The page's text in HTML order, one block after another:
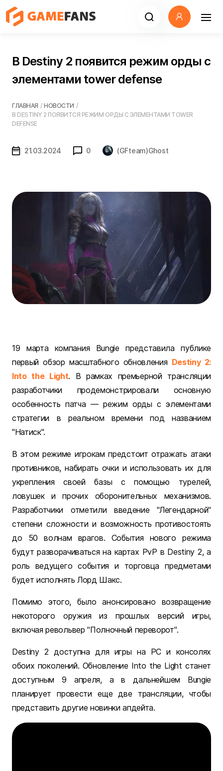
В Destiny 2 появится режим орды с
элементами tower defense
ГЛАВНАЯ / НОВОСТИ /
В DESTINY 2 ПОЯВИТСЯ РЕЖИМ ОРДЫ С ЭЛЕМЕНТАМИ TOWER
DEFENSE
21.03.2024 0 (GFteam)Ghost
19 марта компания Bungie представила публике
первый обзор масштабного обновления Destiny 2:
Into the Light. В рамках премьерной трансляции
разработчики продемонстрировали основную
особенность патча — режим орды с элементами
стратегии в реальном времени под названием
"Натиск".
В этом режиме игрокам предстоит отражать атаки
противников, набирать очки и использовать их для
укрепления своей базы с помощью турелей,
ловушек и прочих оборонительных механизмов.
Разработчики отметили введение "Легендарной"
степени сложности и возможность противостоять
до 50 волнам врагов. События нового режима
будут разворачиваться на картах PvP в Destiny 2, а
роль ведущего события и торговца предметами
будет исполнять Лорд Шакс.
Помимо этого, было анонсировано возвращение
некоторого оружия из прошлых версий игры,
включая револьвер "Полночный переворот".
Destiny 2 доступна для игры на PC и консолях
обоих поколений. Обновление Into the Light станет
доступным 9 апреля, а в дальнейшем Bungie
планирует провести еще две трансляции, чтобы
представить другие новинки апдейта.